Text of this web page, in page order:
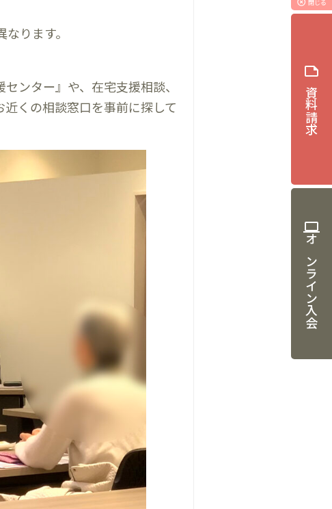
ります。
ンター』や、在宅支援相談、
くの相談窓口を事前に探して
highlight_off 閉じる
note
資料請求
computer
オンライン入会